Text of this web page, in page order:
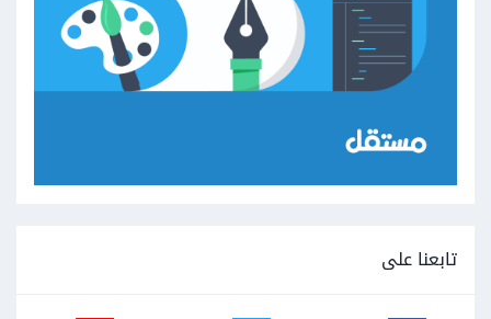
تابعنا على